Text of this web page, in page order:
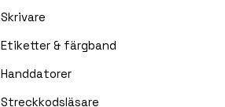
Skrivare
Etiketter & färgband
Handdatorer
Streckkodsläsare